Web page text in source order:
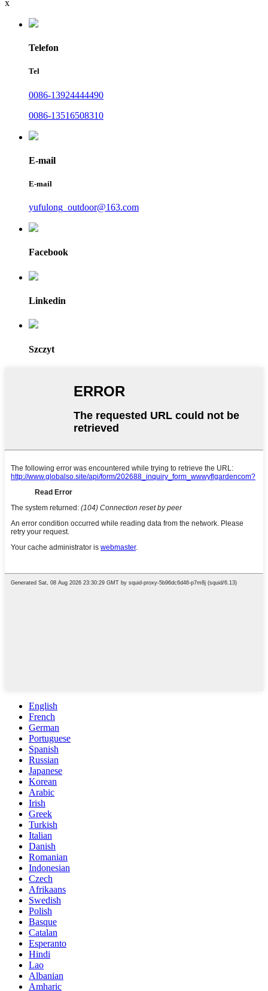
x
Telefon
Tel
0086-13924444490
0086-13516508310
E-mail
E-mail
yufulong_outdoor@163.com
Facebook
Linkedin
Szczyt
English
French
German
Portuguese
Spanish
Russian
Japanese
Korean
Arabic
Irish
Greek
Turkish
Italian
Danish
Romanian
Indonesian
Czech
Afrikaans
Swedish
Polish
Basque
Catalan
Esperanto
Hindi
Lao
Albanian
Amharic